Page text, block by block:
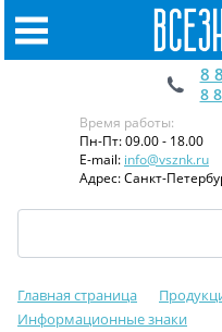
8
8
Время работы:
Пн-Пт: 09.00 - 18.00
E-mail: info@vsznk.ru
Адрес: Санкт-
Главная страница
Информационные знаки